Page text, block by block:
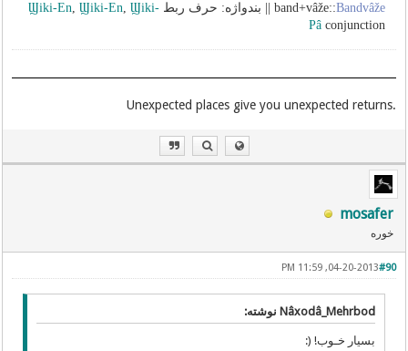
band+vâže::Bandvâže || بندواژه: حرف ربط Ϣiki-En, Ϣiki-En, Ϣiki-
Pâconjunction
.Unexpected places give you unexpected returns
mosafer
خوره
#90
04-20-2013, 11:59 PM
Nâxodâ_Mehrbod نوشته:
بسیار خـوب! (: